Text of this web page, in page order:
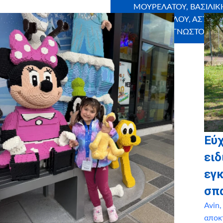
ΜΟΥΡΕΛΑΤΟΥ,
ΓΙΑΚΟΥΜΕΛΟΥ,
ΜΑΡΙΝΑ
Avin,